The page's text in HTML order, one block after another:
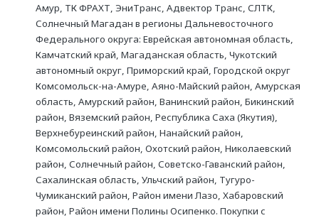
Амур, ТК ФРАХТ, ЭниТранс, Адвектор Транс, СЛТК,
Солнечный Магадан в регионы Дальневосточного
Федерального округа: Еврейская автономная область,
Камчатский край, Магаданская область, Чукотский
автономный округ, Приморский край, Городской округ
Комсомольск-на-Амуре, Аяно-Майский район, Амурская
область, Амурский район, Ванинский район, Бикинский
район, Вяземский район, Республика Саха (Якутия),
Верхнебуреинский район, Нанайский район,
Комсомольский район, Охотский район, Николаевский
район, Солнечный район, Советско-Гаванский район,
Сахалинская область, Ульчский район, Тугуро-
Чумиканский район, Район имени Лазо, Хабаровский
район, Район имени Полины Осипенко. Покупки с